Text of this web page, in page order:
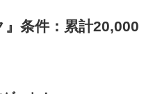
条件：累計20,000